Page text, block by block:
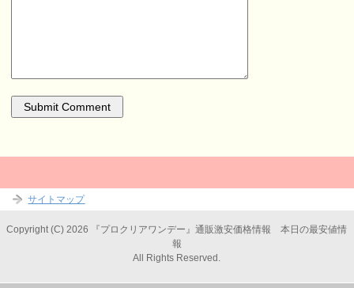
サイトマップ
Copyright (C) 2026 『プロクリアワンデー』通販激安価格情報 本日の最安値情
報
All Rights Reserved.